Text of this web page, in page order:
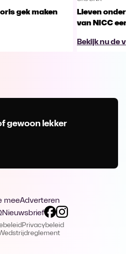
gek maken
Lieven
van NICC
Bekijk nu de
gewoon lekker
meeAdverteren
Nieuwsbrief
Privacybeleid